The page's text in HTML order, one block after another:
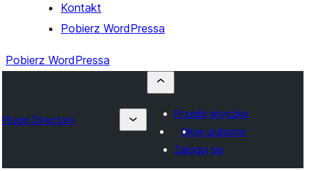
Kontakt
Pobierz WordPressa
Pobierz WordPressa
Plugin Directory
Prześlij wtyczkę
Moje ulubione
Zaloguj się